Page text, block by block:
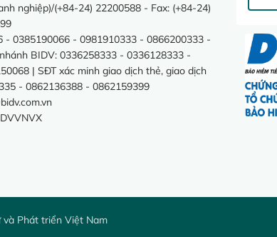
nghiệp)/(+84-24) 22200588 - Fax: (+84-24)
- 0385190066 - 0981910333 - 0866200333 -
BIDV: 0336258333 - 0336128333 -
| SĐT xác minh giao dịch thẻ, giao dịch
- 0862136388 - 0862159399
Phát triển Việt Nam